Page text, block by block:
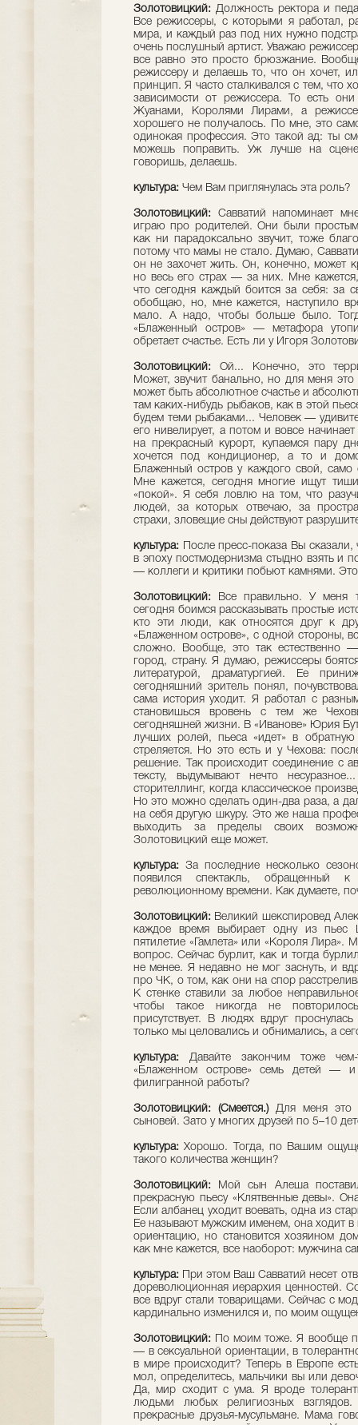
Золотовицкий: Должность ректора и
Все режиссеры, с которыми я работал,
мира, и каждый раз под них нужно
очень послушный артист. Уважаю
все равно это просто брюзжание.
режиссеру и делаешь то, что он хочет,
принцип. Я часто сталкивался с тем, что
зависимости от режиссера. То есть
Жуанами, Королями Лирами, а
хорошего не получалось. По мне, это
одинокая профессия. Это такой ад: ты
можешь поправить. Уж лучше на
говоришь, делаешь.
культура: Чем Вам приглянулась эта роль?
Золотовицкий: Савватий напоминает
играю про родителей. Они были
как ни парадоксально звучит, тоже
потому что мамы не стало. Думаю,
он не захочет жить. Он, конечно, может
но весь его страх — за них. Мне
что сегодня каждый боится за себя: за
обобщаю, но, мне кажется, наступило
мало. А надо, чтобы больше было.
«Блаженный остров» — метафора
обретает счастье. Есть ли у Игоря
Золотовицкий: Ой... Конечно, это
Может, звучит банально, но для меня
может быть абсолютное счастье и
там каких-нибудь рыбаков, как в этой
будем теми рыбаками... Человек —
его нивелирует, а потом и вовсе
на прекрасный курорт, купаемся пару
хочется под кондиционер, а то и
Блаженный остров у каждого свой,
Мне кажется, сегодня многие ищут
«покой». Я себя ловлю на том, что
людей, за которых отвечаю, за
страхи, зловещие сны действуют
культура:
После пресс-показа Вы
в эпоху постмодернизма стыдно взять и
— коллеги и критики побьют камнями.
Золотовицкий: Все правильно. У меня
сегодня боимся рассказывать простые
кто эти люди, как относятся друг к
«Блаженном острове», с одной стороны,
сложно. Вообще, это так естественно
город, страну. Я думаю, режиссеры
литературой, драматургией. Ее
сегодняшний зритель понял,
сама история уходит. Я работал с
становишься вровень с тем же
сегодняшней жизни. В «Иванове» Юрия
лучших ролей, пьеса «идет» в
стреляется. Но это есть и у Чехова:
решение. Так происходит соединение с
тексту, выдумывают нечто
сторителлинг, когда классическое
Но это можно сделать один-два раза, а
на себя другую шкуру. Это же наша
выходить за пределы своих
Золотовицкий еще может.
культура:За последние несколько
появился спектакль, обращенный
революционному времени. Как думаете,
Золотовицкий: Великий шекспировед
каждое время выбирает одну из пьес
пятилетие «Гамлета» или «Короля Лира».
вопрос. Сейчас бурлит, как и тогда
не менее. Я недавно не мог заснуть, и
про ЧК, о том, как они на спор
К стенке ставили за любое
чтобы такое никогда не
присутствует. В людях вдруг
только мы целовались и обнимались, а
культура: Давайте закончим тоже
«Блаженном острове» семь детей — и
филигранной работы?
Золотовицкий: (Смеется.) Для меня это
сыновей. Зато у многих друзей по 5–10
культура:Хорошо. Тогда, по Вашим
такого количества женщин?
Золотовицкий:
Мой сын Алеша
прекрасную пьесу «Клятвенные девы».
Если албанец уходит воевать, одна из
Ее называют мужским именем, она ходит
ориентацию, но становится хозяином
как мне кажется, все наоборот: мужчина
культура: При этом Ваш Савватий несет
дореволюционная иерархия ценностей.
все вдруг стали товарищами. Сейчас с
кардинально изменился и, по моим
Золотовицкий:
По моим тоже. Я вообще
— в сексуальной ориентации, в
в мире происходит? Теперь в Европе
мол, определитесь, мальчики вы или
Да, мир сходит с ума. Я вроде
людьми любых религиозных
прекрасные друзья-мусульмане. Мама